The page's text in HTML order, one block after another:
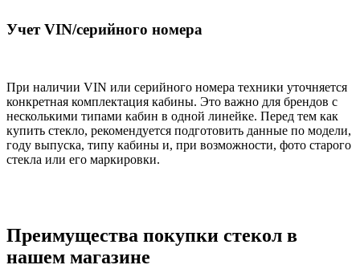
Учет VIN/серийного номера
При наличии VIN или серийного номера техники уточняется
конкретная комплектация кабины. Это важно для брендов с
несколькими типами кабин в одной линейке. Перед тем как
купить стекло, рекомендуется подготовить данные по модели,
году выпуска, типу кабины и, при возможности, фото старого
стекла или его маркировки.
Преимущества покупки стекол в
нашем магазине